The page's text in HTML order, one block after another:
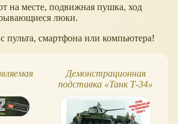
на месте, подвижная пушка, ход
люки.
пульта, смартфона или компьютера!
Демонстрационная
подставка «Танк Т-34»